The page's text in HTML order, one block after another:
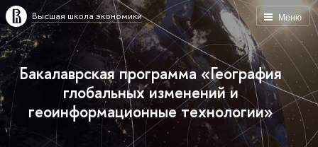
Меню
Высшая школа экономики
Бакалаврская программа «География
глобальных изменений и
геоинформационные технологии»